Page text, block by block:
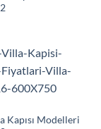
Kapısı Modelleri